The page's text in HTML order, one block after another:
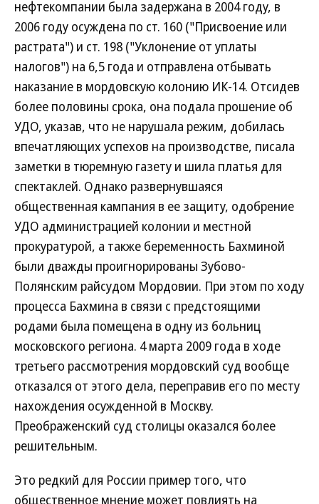
нефтекомпании была задержана в 2004 году, в
2006 году осуждена по ст. 160 ("Присвоение или
растрата") и ст. 198 ("Уклонение от уплаты
налогов") на 6,5 года и отправлена отбывать
наказание в мордовскую колонию ИК-14. Отсидев
более половины срока, она подала прошение об
УДО, указав, что не нарушала режим, добилась
впечатляющих успехов на производстве, писала
заметки в тюремную газету и шила платья для
спектаклей. Однако развернувшаяся
общественная кампания в ее защиту, одобрение
УДО администрацией колонии и местной
прокуратурой, а также беременность Бахминой
были дважды проигнорированы Зубово-
Полянским райсудом Мордовии. При этом по ходу
процесса Бахмина в связи с предстоящими
родами была помещена в одну из больниц
московского региона. 4 марта 2009 года в ходе
третьего рассмотрения мордовский суд вообще
отказался от этого дела, переправив его по месту
нахождения осужденной в Москву.
Преображенский суд столицы оказался более
решительным.
Это редкий для России пример того, что
общественное мнение может повлиять на